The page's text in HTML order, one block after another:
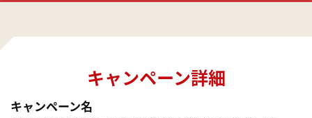
キャンペーン詳細
キャンペーン名